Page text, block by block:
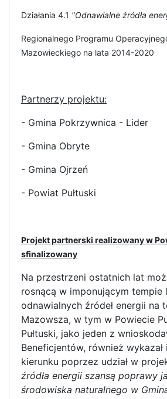
Działania 4.1 "Odnawialne źródła
Regionalnego Programu
Mazowieckiego na lata 2014-2020
Partnerzy projektu:
- Gmina Pokrzywnica - Lider
- Gmina Obryte
- Gmina Ojrzeń
- Powiat Pułtuski
Projekt partnerski realizowany w
sfinalizowany
Na przestrzeni ostatnich lat
rosnącą w imponującym tempie
odnawialnych źródeł energii na
Mazowsza, w tym w Powiecie
Pułtuski, jako jeden z
Beneficjentów, również
kierunku poprzez udział w
źródła energii szansą poprawy
środowiska naturalnego w